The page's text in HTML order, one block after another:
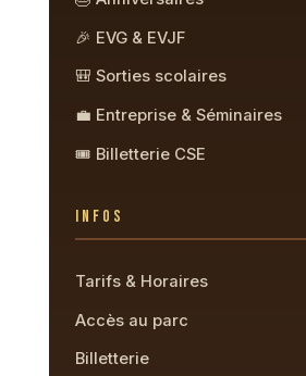
🎉 EVG & EVJF
🎒 Sorties scolaires
💼 Entreprise & Séminaires
🎟️ Billetterie CSE
INFOS
Tarifs & Horaires
Accès au parc
Billetterie